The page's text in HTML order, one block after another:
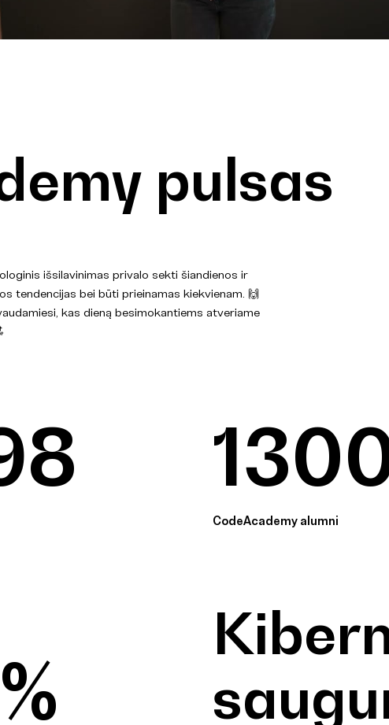
pulsas
išsilavinimas privalo sekti šiandienos ir
tendencijas bei būti prieinamas kiekvienam. 🙌
kas dieną besimokantiems atveriame
CodeAcademy alumni